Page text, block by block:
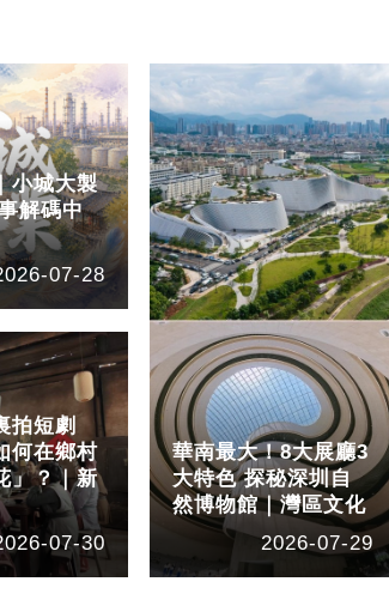
小城大製
解碼中
07-28
拍短劇
何在鄉村
」？｜新
07-30
華南最大！8大展廳3
大特色 探秘深圳自
然博物館｜灣區文化
2026-07-29